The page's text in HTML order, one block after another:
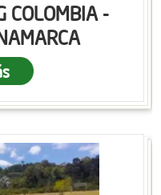
COLOMBIA -